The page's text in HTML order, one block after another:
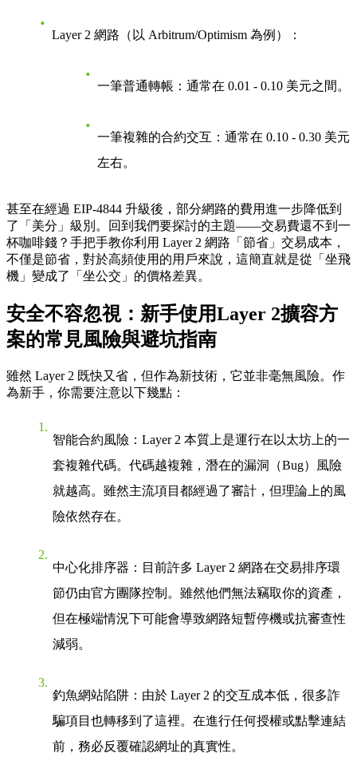
Layer 2 網路（以 Arbitrum/Optimism 為例） ：
一筆普通轉帳：通常在 0.01 - 0.10 美元之間。
一筆複雜的合約交互：通常在 0.10 - 0.30 美元
左右。
甚至在經過 EIP-4844 升級後，部分網路的費用進一步降低到
了「美分」級別。回到我們要探討的主題——交易費還不到一
杯咖啡錢？手把手教你利用 Layer 2 網路「節省」交易成本 ，
不僅是節省，對於高頻使用的用戶來說，這簡直就是從「坐飛
機」變成了「坐公交」的價格差異。
安全不容忽視：新手使用Layer 2擴容方
案的常見風險與避坑指南
雖然 Layer 2 既快又省，但作為新技術，它並非毫無風險。作
為新手，你需要注意以下幾點：
智能合約風險 ：Layer 2 本質上是運行在以太坊上的一
套複雜代碼。代碼越複雜，潛在的漏洞（Bug）風險
就越高。雖然主流項目都經過了審計，但理論上的風
險依然存在。
中心化排序器 ：目前許多 Layer 2 網路在交易排序環
節仍由官方團隊控制。雖然他們無法竊取你的資產，
但在極端情況下可能會導致網路短暫停機或抗審查性
減弱。
釣魚網站陷阱 ：由於 Layer 2 的交互成本低，很多詐
騙項目也轉移到了這裡。在進行任何授權或點擊連結
前，務必反覆確認網址的真實性。